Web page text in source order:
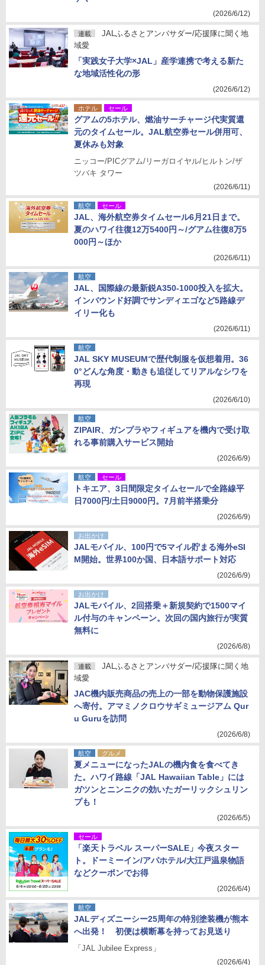
(2026/6/12)
連載
JALふるさとアンバサダー/応援隊に聞く地
域愛
「実践女子大学×JAL」産学連携で考える新た
な地域活性化の形
(2026/6/12)
ホテル セール
グアムの5ホテル、燃油サーチャージ代実質還
元のタイムセール。JAL航空券セール併用可、
夏休みも対象
ニッコー/PICグアム/リーガロイヤル/ヒルトン/ザ
ツバキ タワー
(2026/6/11)
航空 セール
JAL、海外航空券タイムセール6月21日まで。
夏のハワイ往復12万5400円～/グアム往復8万5
000円～ほか
(2026/6/11)
航空
JAL、国際線の最新鋭A350-1000投入を拡大。
インバウンド好調でサンディエゴなど5路線デ
イリー化も
(2026/6/11)
航空
JAL SKY MUSEUMで歴代制服を仮想着用。36
0°どんな角度・動きも追従してリアルなシワを
再現
(2026/6/10)
航空
ZIPAIR、ガンプラやフィギュアを機内で受け取
れる事前購入サービス開始
(2026/6/9)
航空 セール
トキエア、3日間限定タイムセールで全路線平
日7000円/土日9000円。7月前半搭乗分
(2026/6/9)
お出かけ
JALモバイル、100円で5マイル貯まる海外eSI
M開始。世界100か国、日本語サポート対応
(2026/6/9)
お出かけ
JALモバイル、2回搭乗＋新規契約で1500マイ
ル付与のキャンペーン。次回の国内旅行が実質
無料に
(2026/6/8)
連載
JALふるさとアンバサダー/応援隊に聞く地
域愛
JAC機内販売商品の売上の一部を動物保護施設
へ寄付。アマミノクロウサギミュージアム Qur
u Guruを訪問
(2026/6/8)
航空 グルメ
夏メニューになったJALの機内食を食べてき
た。ハワイ路線「JAL Hawaiian Table」には
ガツンとニンニクの効いたガーリックシュリン
プも！
(2026/6/5)
セール
「楽天トラベル スーパーSALE」今夜スター
ト。ドーミーイン/アパホテル/大江戸温泉物語
などクーポンでお得
(2026/6/4)
航空
JALディズニーシー25周年の特別塗装機が熊本
へ出発！ 初便は横断幕を持ってお見送り
「JAL Jubilee Express」
(2026/6/4)